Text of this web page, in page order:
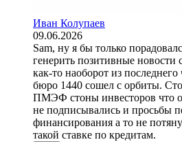
Иван Колупаев
09.06.2026
Sam, ну я бы только
генерить позитивные новости
как-то наоборот из
бюро 1440 сошел с орбиты.
ПМЭФ стоны инвесторов что
не подписывались и просьбы
финансирования а то не
такой ставке по кредитам.